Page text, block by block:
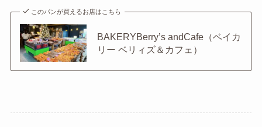
このパンが買えるお店はこちら
BAKERYBerry’s andCafe（ベイカ
リー ベリィズ＆カフェ）